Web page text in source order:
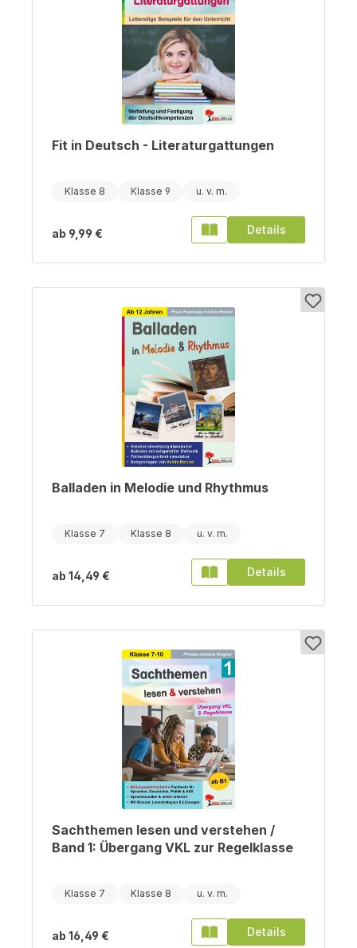
Fit in Deutsch - Literaturgattungen
Klasse 8 Klasse 9
ab 9,99 € Details
Balladen in Melodie und Rhythmus
Klasse 7 Klasse 8
ab 14,49 € Details
Sachthemen lesen und verstehen /
Band 1: Übergang VKL zur Regelklasse
Klasse 7 Klasse 8
ab 16,49 € Details